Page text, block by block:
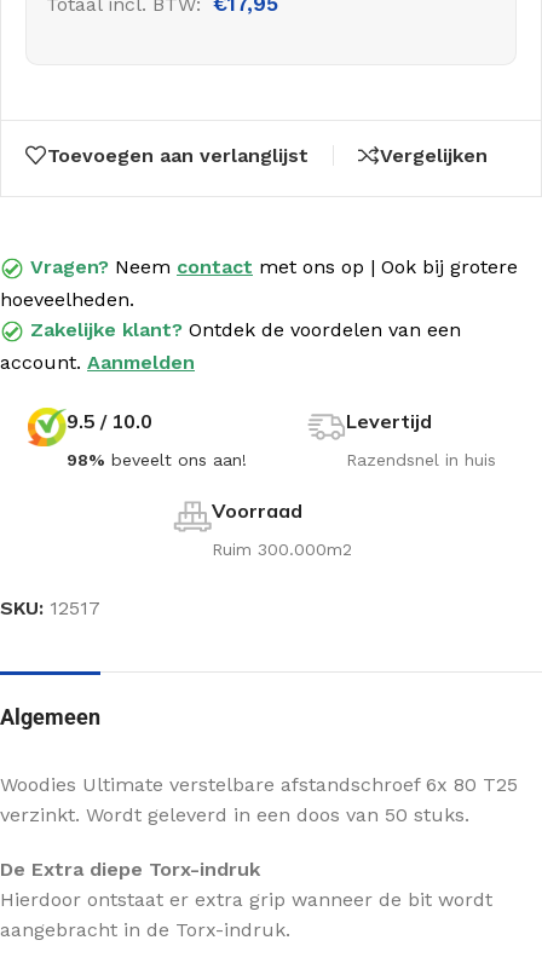
Toevoegen aan verlanglijst Vergelijken
Vragen? Neem contact met ons op | Ook bij grotere
hoeveelheden.
Zakelijke klant? Ontdek de voordelen van een
account. Aanmelden
9.5 / 10.0
98% beveelt ons aan!
Levertijd
Razendsnel in huis
Voorraad
Ruim 300.000m2
SKU: 12517
Algemeen
Woodies Ultimate verstelbare afstandschroef 6x 80 T25
verzinkt. Wordt geleverd in een doos van 50 stuks.
De Extra diepe Torx-indruk
Hierdoor ontstaat er extra grip wanneer de bit wordt
aangebracht in de Torx-indruk.